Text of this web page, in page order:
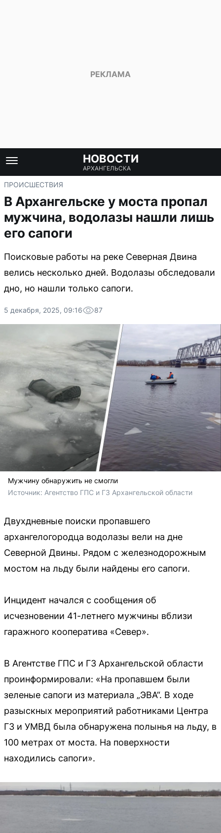
НОВОСТИ
АРХАНГЕЛЬСКА
ПРОИСШЕСТВИЯ
В Архангельске у моста пропал
мужчина, водолазы нашли лишь
его сапоги
Поисковые работы на реке Северная Двина
велись несколько дней. Водолазы обследовали
дно, но нашли только сапоги.
5 декабря, 2025, 09:16 87
Мужчину обнаружить не смогли
Источник: Агентство ГПС и ГЗ Архангельской области
Двухдневные поиски пропавшего
архангелогородца водолазы вели на дне
Северной Двины. Рядом с железнодорожным
мостом на льду были найдены его сапоги.
Инцидент начался с сообщения об
исчезновении 41-летнего мужчины вблизи
гаражного кооператива «Север».
В Агентстве ГПС и ГЗ Архангельской области
проинформировали: «На пропавшем были
зеленые сапоги из материала „ЭВА“. В ходе
разыскных мероприятий работниками Центра
ГЗ и УМВД была обнаружена полынья на льду, в
100 метрах от моста. На поверхности
находились сапоги».